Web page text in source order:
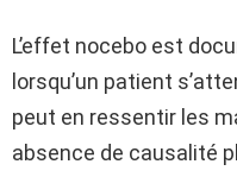
L’effet nocebo est
lorsqu’un patient
peut en ressentir les
absence de causalité